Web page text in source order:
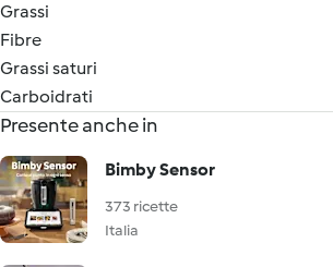
Grassi
Fibre
Grassi saturi
Carboidrati
Presente anche in
Bimby Sensor
373 ricette
Italia